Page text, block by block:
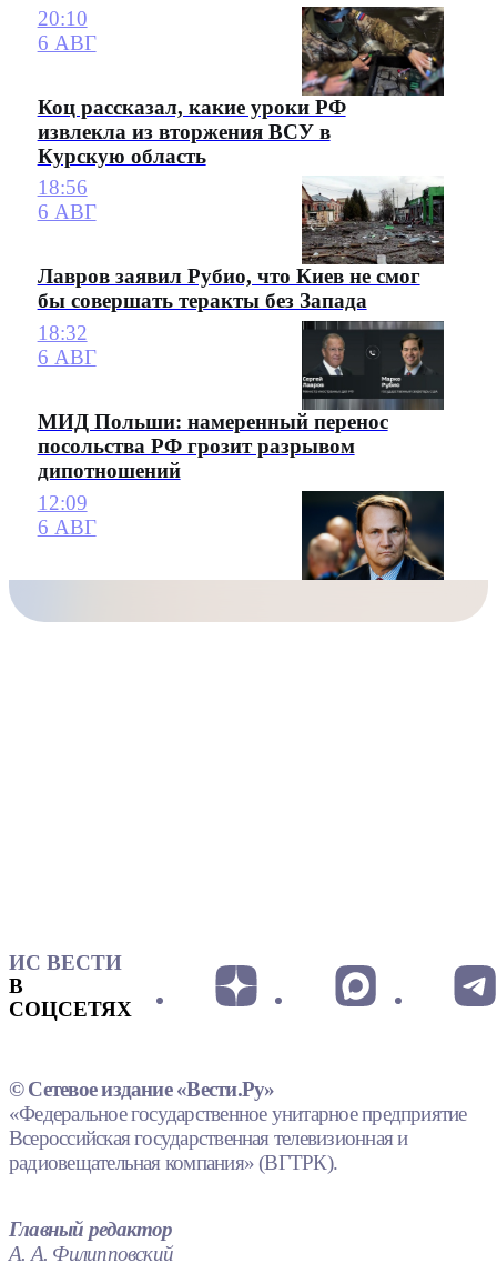
20:10
6 АВГ
Коц рассказал, какие уроки РФ
извлекла из вторжения ВСУ в
Курскую область
18:56
6 АВГ
Лавров заявил Рубио, что Киев не смог
бы совершать теракты без Запада
18:32
6 АВГ
МИД Польши: намеренный перенос
посольства РФ грозит разрывом
дипотношений
12:09
6 АВГ
ИС ВЕСТИ
В
СОЦСЕТЯХ
© Сетевое издание «Вести.Ру»
«Федеральное государственное унитарное предприятие
Всероссийская государственная телевизионная и
радиовещательная компания» (ВГТРК).
Главный редактор
А. А. Филипповский